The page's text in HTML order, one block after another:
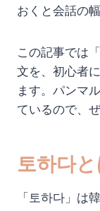
おくと会話の
この記事では
文を、初心者
ます。パンマ
ているので、
토하다と
「토하다」は